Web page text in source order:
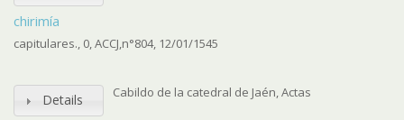
chirimía
capitulares., 0, ACCJ,n°804, 12/01/1545
Details Cabildo de la catedral de Jaén, Actas